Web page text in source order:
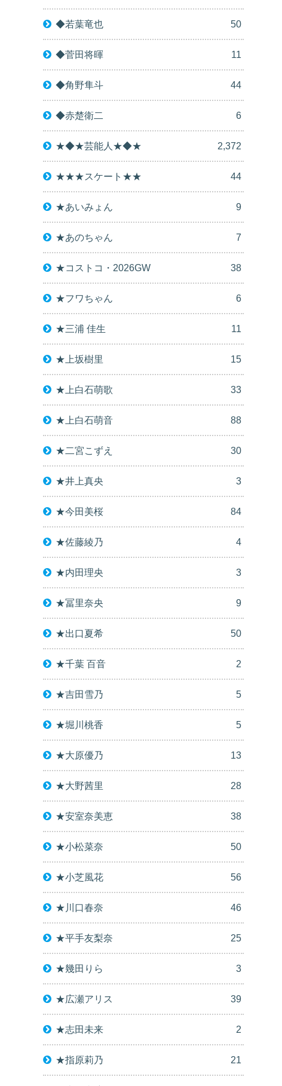
◆若葉竜也 50
◆菅田将暉 11
◆角野隼斗 44
◆赤楚衛二 6
★◆★芸能人★◆★ 2,372
★★★スケート★★ 44
★あいみょん 9
★あのちゃん 7
★コストコ・2026GW 38
★フワちゃん 6
★三浦 佳生 11
★上坂樹里 15
★上白石萌歌 33
★上白石萌音 88
★二宮こずえ 30
★井上真央 3
★今田美桜 84
★佐藤綾乃 4
★内田理央 3
★冨里奈央 9
★出口夏希 50
★千葉 百音 2
★吉田雪乃 5
★堀川桃香 5
★大原優乃 13
★大野茜里 28
★安室奈美恵 38
★小松菜奈 50
★小芝風花 56
★川口春奈 46
★平手友梨奈 25
★幾田りら 3
★広瀬アリス 39
★志田未来 2
★指原莉乃 21